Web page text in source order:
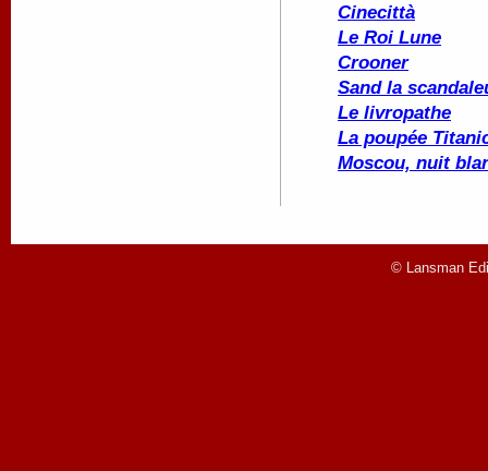
Cinecittà
Le Roi Lune
Crooner
Sand la
Le livropathe
La poupée
Moscou, nuit
© Lansman